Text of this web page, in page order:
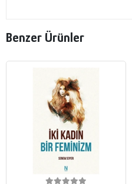
Benzer Ürünler